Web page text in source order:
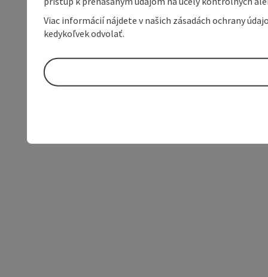
Viac informácií nájdete v našich zásadách ochrany
kedykoľvek odvolať.